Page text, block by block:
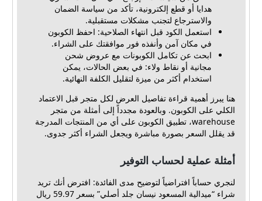
هدايا أو قطع إلكترونية، تأكد من سياسة الضمان
والاسترجاع لتجنب مشكلات مستقبلية.
استعمل الكود قبل انتهاء الصلاحية: احفظ الكوبون
في مكان آمن وأنفذه فور موافقتك على الشراء.
ابحث عن تكامل الكوبونات مع عروض شحن
مجانية أو نقاط ولاء: في بعض الحالات، يمكن
استخدام أكثر من ميزة لتقليل الكلفة النهائية.
هنا يبرز أهمية قراءة تفاصيل العرض لكل متجر قبل الاعتماد
الكلي على الكوبون. وبالعودة مجدداً إلى أمثلة من متجر
warehouse، تطبيق الكوبون على أي من المنتجات المدرجة
قد يقلل السعر بصورة مباشرة ويجعل الشراء أكثر جدوى.
أمثلة عملية لحساب التوفير
لنجري حساباً افتراضياً لتوضيح مدى الفائدة: افترض أنك تريد
شراء “ميدالية المسعود نيسان جلد أصلي” بسعر 59.97 ريال